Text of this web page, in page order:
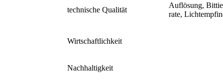
technische Qualität
Auflösung,
rate,
Wirtschaftlichkeit
Nachhaltigkeit